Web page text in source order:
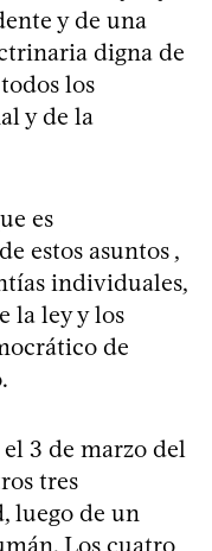
y de una
digna de
los
y de la
es
estos asuntos ,
individuales,
la ley y los
de
3 de marzo del
tres
luego de un
Los cuatro